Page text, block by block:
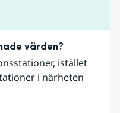
värden?
istället
i närheten